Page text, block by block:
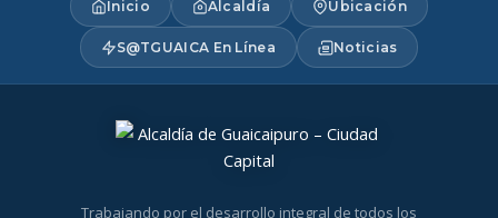
Inicio Alcaldía Ubicación
S@TGUAICA En Línea Noticias
Trabajando por el desarrollo integral de todos los